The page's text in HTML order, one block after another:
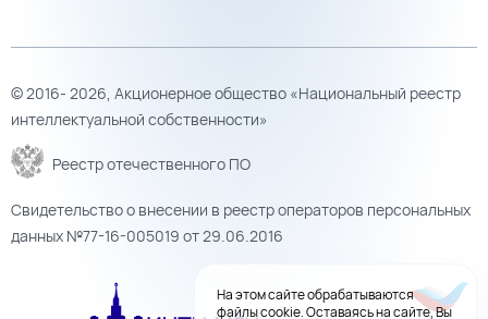
© 2016- 2026, Акционерное общество «Национальный реестр
интеллектуальной собственности»
Реестр отечественного ПО
Свидетельство о внесении в реестр операторов персональных
данных №77-16-005019 от 29.06.2016
На этом сайте обрабатываются
файлы cookie. Оставаясь на сайте, Вы